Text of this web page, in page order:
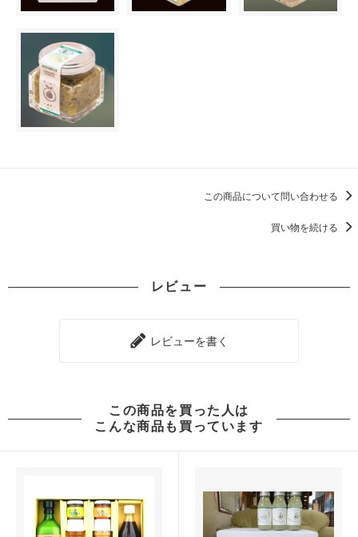
この商品について問い合わせる
買い物を続ける
レビュー
レビューを書く
この商品を買った人は
こんな商品も買っています